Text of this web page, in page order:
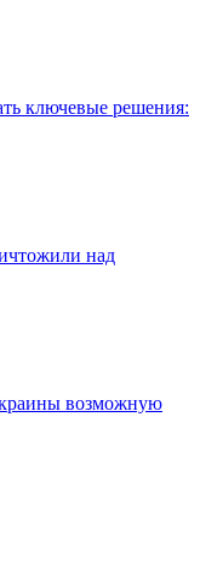
ключевые решения:
над
возможную